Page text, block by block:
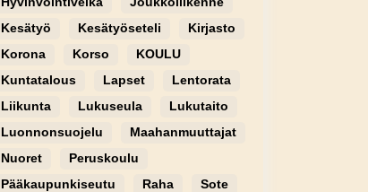
Kesätyö
Kesätyöseteli
Kirjasto
Korona
Korso
KOULU
Kuntatalous
Lapset
Lentorata
Liikunta
Lukuseula
Lukutaito
Luonnonsuojelu
Maahanmuuttajat
Nuoret
Peruskoulu
Pääkaupunkiseutu
Raha
Sote